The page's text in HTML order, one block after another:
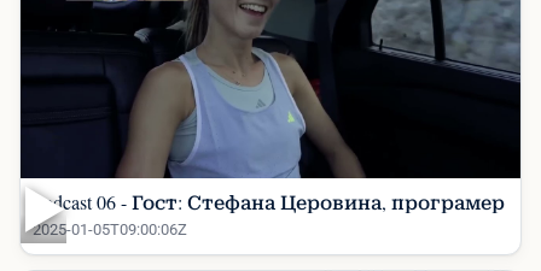
▶
Podcast 06 - Гост: Стефана Церовина, програмер
2025-01-05T09:00:06Z